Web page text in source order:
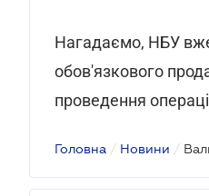
Нагадаємо, НБУ
обов'язкового
проведення
Головна / Новини /